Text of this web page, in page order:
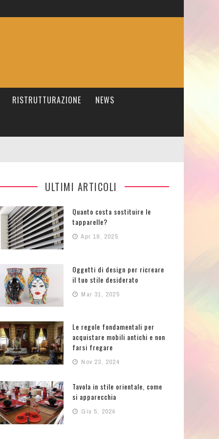
RISTRUTTURAZIONE NEWS
ULTIMI ARTICOLI
Quanto costa sostituire le
tapparelle?
Apr 19, 2025
Oggetti di design per ricreare
il tuo stile desiderato
Mar 31, 2025
Le regole fondamentali per
acquistare mobili antichi e non
farsi fregare
Nov 23, 2024
Tavola in stile orientale, come
si apparecchia
Giu 5, 2024